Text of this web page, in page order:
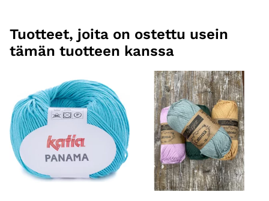
Tuotteet, joita on ostettu usein
tämän tuotteen kanssa